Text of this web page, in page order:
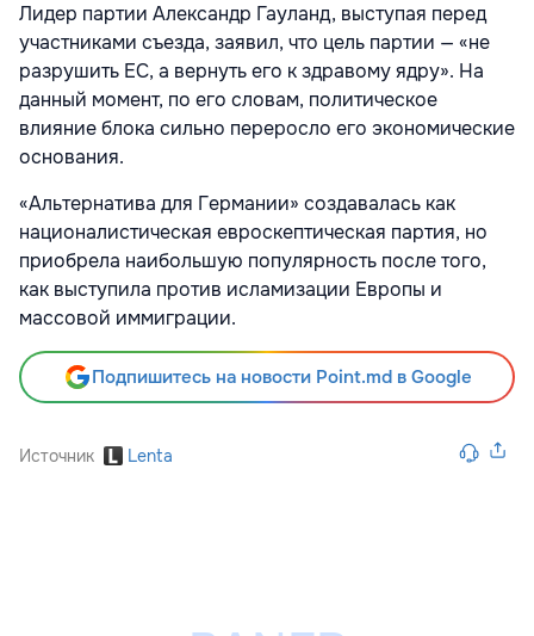
Лидер партии Александр Гауланд, выступая перед
участниками съезда, заявил, что цель партии — «не
разрушить ЕС, а вернуть его к здравому ядру». На
данный момент, по его словам, политическое
влияние блока сильно переросло его экономические
основания.
«Альтернатива для Германии» создавалась как
националистическая евроскептическая партия, но
приобрела наибольшую популярность после того,
как выступила против исламизации Европы и
массовой иммиграции.
Подпишитесь на новости Point.md в Google
Источник Lenta